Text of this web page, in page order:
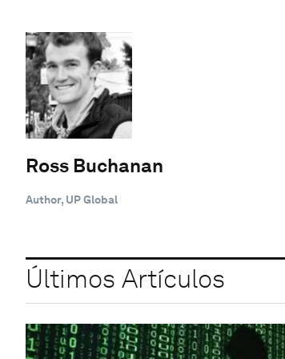
Ross Buchanan
Author, UP Global
Últimos Artículos